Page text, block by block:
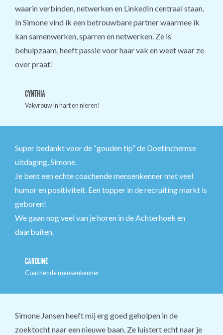
waarin verbinden, netwerken en LinkedIn centraal staan.
In Simone vind ik een betrouwbare partner waarmee ik
kan samenwerken, sparren en netwerken. Ze is
behulpzaam, heeft passie voor haar vak en weet waar ze
over praat.’
CYNTHIA
Vakvrouw in hart en nieren!
Super bedankt voor de “gouden tip” de Doetinchemse
uitdaging, Simone.
Je bent een echte coachende mensenkenner met veel
humor en positiviteit. Een topper in de recruiting markt is
geboren!
We gaan nog veel van je horen in de Achterhoek en
daarbuiten.
CAROLINE
Coachende mensenkenner
Simone Jansen heeft mij erg goed geholpen in de
zoektocht naar een nieuwe baan. Ze luistert echt naar je